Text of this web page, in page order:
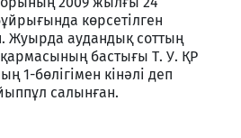
көрсетілген
Жуырда аудандық соттың
бастығы Т. У. ҚР
1-бөлігімен кінәлі деп
салынған.